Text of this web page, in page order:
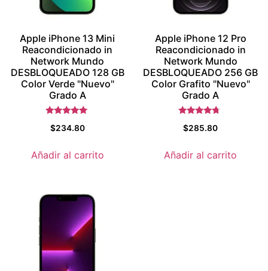
Apple iPhone 13 Mini
Reacondicionado in
Network Mundo
DESBLOQUEADO 128 GB
Color Verde "Nuevo"
Grado A
5.5
$234.80
Añadir al carrito
Apple iPhone 12 Pro
Reacondicionado in
Network Mundo
DESBLOQUEADO 256 GB
Color Grafito "Nuevo"
Grado A
con
$285.80
Añadir al carrito